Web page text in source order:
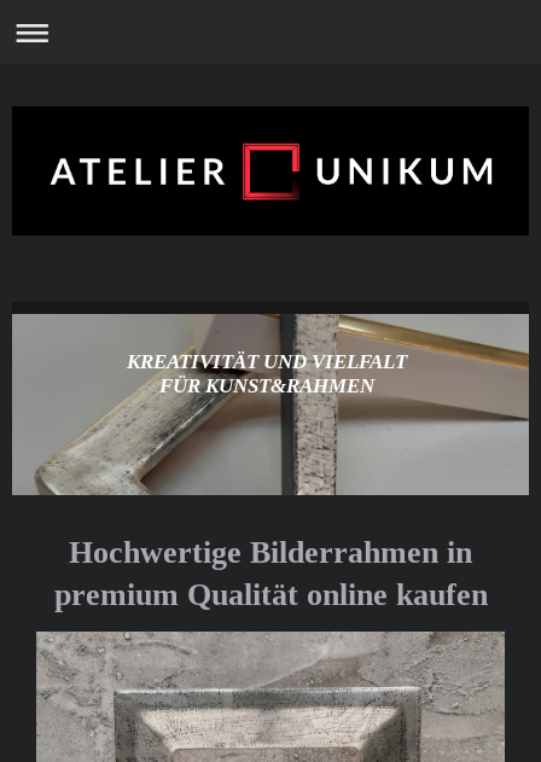
KREATIVITÄT UND VIELFALT
FÜR KUNST&RAHMEN
Hochwertige Bilderrahmen in
premium Qualität online kaufen